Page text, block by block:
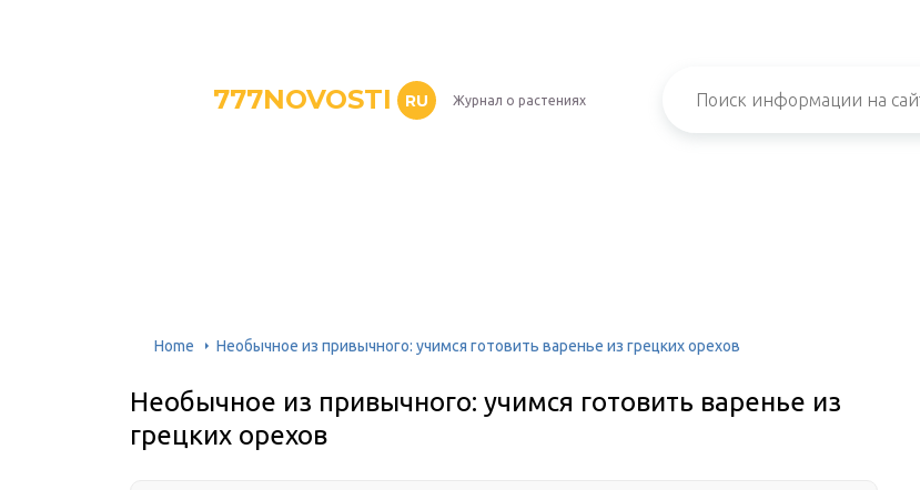
777NOVOSTI RU Журнал о растениях
Home Необычное из привычного: учимся готовить варенье из грецких орехов
Необычное из привычного: учимся готовить варенье из
грецких орехов